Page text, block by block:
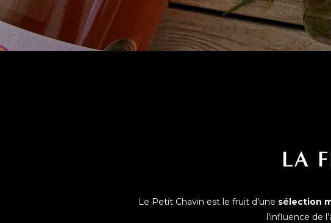
LA
Le Petit Chavin est le fruit d’une sélection
l’influence de